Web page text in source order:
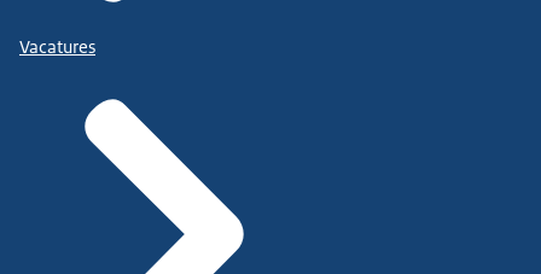
Vacatures